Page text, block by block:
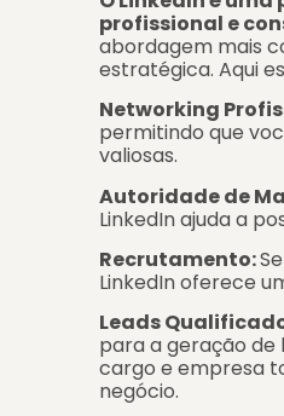
profissional e
abordagem mais
estratégica. Aqui
Networking
permitindo que
valiosas.
Autoridade de
LinkedIn ajuda a
Recrutamento:
LinkedIn oferece
Leads
para a geração de
cargo e empresa
negócio.